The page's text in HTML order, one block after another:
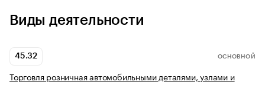
Виды деятельности
45.32 ОСНОВНОЙ
Торговля розничная автомобильными деталями, узлами и